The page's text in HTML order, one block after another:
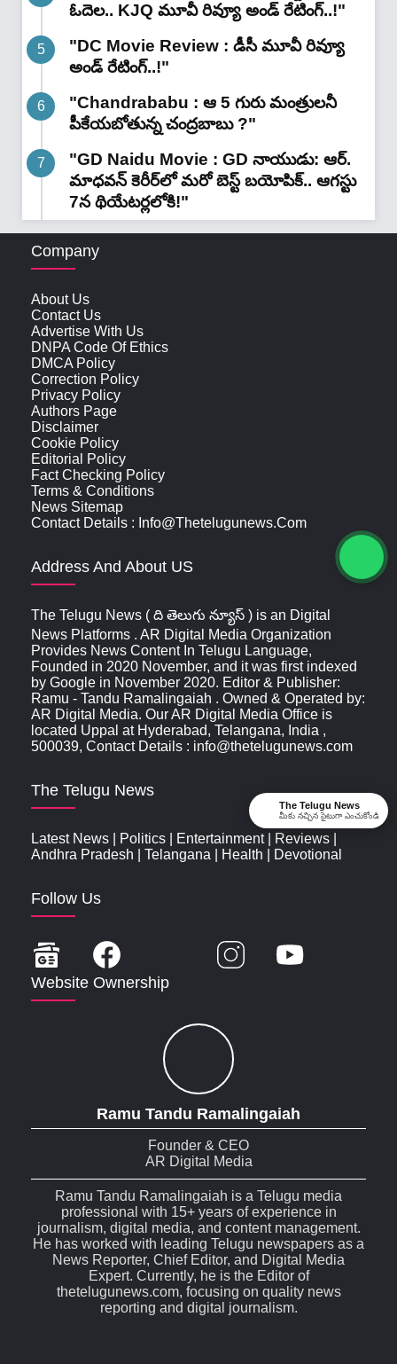
ఓదెల.. KJQ మూవీ రివ్యూ అండ్ రేటింగ్‌..!"
"DC Movie Review : డీసీ మూవీ రివ్యూ
అండ్ రేటింగ్‌..!"
"Chandrababu : ఆ 5 గురు మంత్రులనీ
పీకేయబోతున్న చంద్రబాబు ?"
"GD Naidu Movie : GD నాయుడు: ఆర్.
మాధవన్‌ కెరీర్‌లో మరో బెస్ట్ బయోపిక్.. ఆగస్టు
7న థియేటర్లలోకి!"
Company
About Us
Contact Us
Advertise With Us
DNPA Code Of Ethics
DMCA Policy
Correction Policy
Privacy Policy
Authors Page
Disclaimer
Cookie Policy
Editorial Policy
Fact Checking Policy
Terms & Conditions
News Sitemap
Contact Details : Info@thetelugunews.com
Address And About US
The Telugu News ( ది తెలుగు న్యూస్‌ ) is an Digital
News Platforms . AR Digital Media Organization
Provides News Content In Telugu Language,
Founded in 2020 November, and it was first indexed
by Google in November 2020. Editor & Publisher:
Ramu - Tandu Ramalingaiah . Owned & Operated by:
AR Digital Media. Our AR Digital Media Office is
located Uppal at Hyderabad, Telangana, India ,
500039, Contact Details : info@thetelugunews.com
The Telugu News
Latest News Politics Entertainment| Reviews
Andhra Pradesh
Telangana Health Devotional
Follow Us
Website Ownership
Ramu Tandu Ramalingaiah
Founder & CEO
AR Digital Media
Ramu Tandu Ramalingaiah is a Telugu media
professional with 15+ years of experience in
journalism, digital media, and content management.
He has worked with leading Telugu newspapers as a
News Reporter, Chief Editor, and Digital Media
Expert. Currently, he is the Editor of
thetelugunews.com, focusing on quality news
reporting and digital journalism.
The Telugu News
మీకు నచ్చిన సైటుగా ఎంచుకోండి